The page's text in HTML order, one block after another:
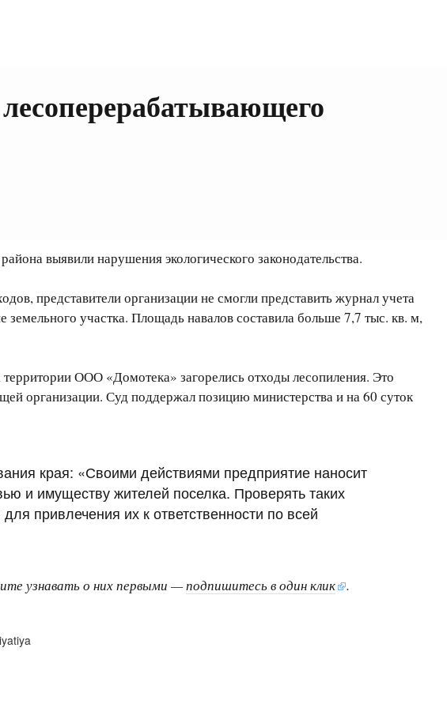
выявили нарушения экологического законодательства.
представители организации не смогли представить журнал учета
участка. Площадь навалов составила больше 7,7 тыс. кв. м,
ООО «Домотека» загорелись отходы лесопиления. Это
организации. Суд поддержал позицию министерства и на 60 суток
края: «Своими действиями предприятие наносит
и имуществу жителей поселка. Проверять таких
привлечения их к ответственности по всей
узнавать о них первыми —подпишитесь в один клик .